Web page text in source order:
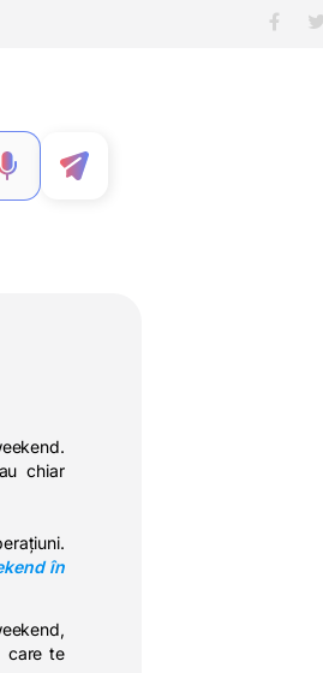
chiar
în
care te